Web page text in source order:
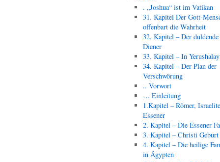
. „Joshua“ ist im Vatikan
31. Kapitel Der Gott-
offenbart die Wahrheit
32. Kapitel – Der duldende
Diener
33. Kapitel – In
34. Kapitel – Der Plan der
Verschwörung
.. Vorwort
… Einleitung
1.Kapitel – Römer,
Essener
2. Kapitel – Die Essener
3. Kapitel – Christi Geburt
4. Kapitel – Die heilige
in Ägypten